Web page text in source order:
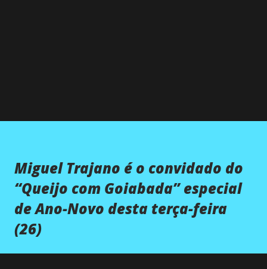
Miguel Trajano é o convidado do
“Queijo com Goiabada” especial
de Ano-Novo desta terça-feira
(26)